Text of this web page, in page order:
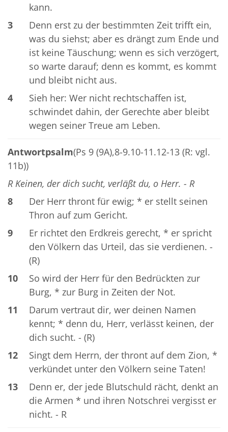
kann.
3
Denn erst zu der bestimmten Zeit trifft ein,
was du siehst; aber es drängt zum Ende und
ist keine Täuschung; wenn es sich verzögert,
so warte darauf; denn es kommt, es kommt
und bleibt nicht aus.
4
Sieh her: Wer nicht rechtschaffen ist,
schwindet dahin, der Gerechte aber bleibt
wegen seiner Treue am Leben.
Antwortpsalm(Ps 9 (9A),8-9.10-11.12-13 (R: vgl.
11b))
R Keinen, der dich sucht, verläßt du, o Herr. - R
8
Der Herr thront für ewig; * er stellt seinen
Thron auf zum Gericht.
9
Er richtet den Erdkreis gerecht, * er spricht
den Völkern das Urteil, das sie verdienen. -
(R)
10
So wird der Herr für den Bedrückten zur
Burg, * zur Burg in Zeiten der Not.
11
Darum vertraut dir, wer deinen Namen
kennt; * denn du, Herr, verlässt keinen, der
dich sucht. - (R)
12
Singt dem Herrn, der thront auf dem Zion, *
verkündet unter den Völkern seine Taten!
13
Denn er, der jede Blutschuld rächt, denkt an
die Armen * und ihren Notschrei vergisst er
nicht. - R